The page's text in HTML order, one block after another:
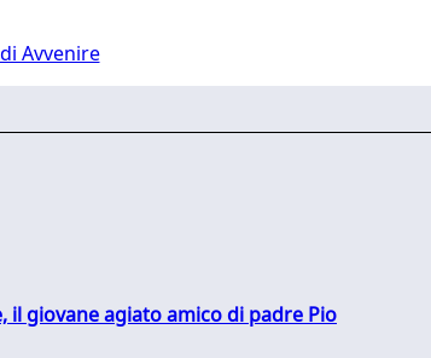
Avvenire
il giovane agiato amico di padre Pio